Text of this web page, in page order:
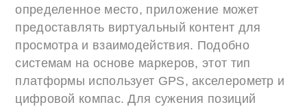
определенное место, приложение может
предоставлять виртуальный контент для
просмотра и взаимодействия. Подобно
системам на основе маркеров, этот тип
платформы использует GPS, акселерометр и
цифровой компас. Для сужения позиций